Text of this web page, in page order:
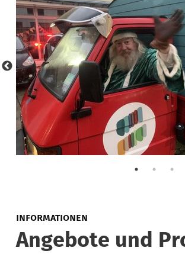
INFORMATIONEN
Angebote und